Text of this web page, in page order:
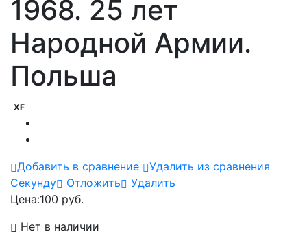
1968. 25 лет
Народной Армии.
Польша
XF
Добавить в сравнение
Удалить из сравнения
Cекунду
Отложить
Удалить
Цена:100 руб.
Нет в наличии